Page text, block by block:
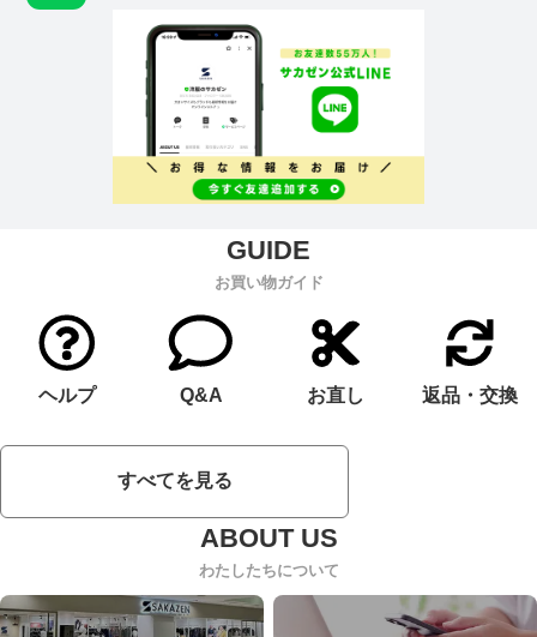
お買い物ガイド
ヘルプ Q&A お直し 返品・交換
すべてを見る
わたしたちについて